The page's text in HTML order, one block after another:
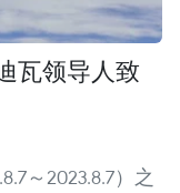
瓦领导人致
～2023.8.7）之